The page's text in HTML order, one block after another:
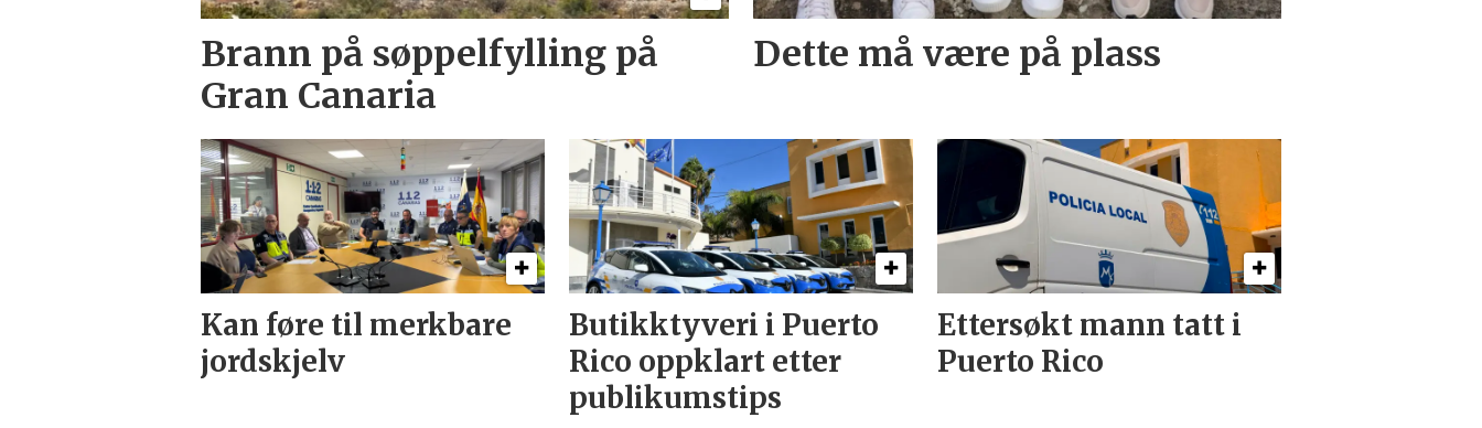
Brann på søppelfylling på
Gran Canaria
Dette må være på plass
Kan føre til merkbare
jordskjelv
Butikktyveri i Puerto
Rico oppklart etter
publikumstips
Ettersøkt mann tatt i
Puerto Rico